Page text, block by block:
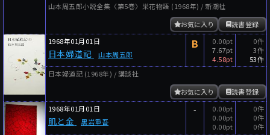
山本周五郎小説全集〈第5巻〉栄花物語 (1968年) / 新潮社
読書登録
お気に入り
1968年01月01日
日本婦道記 山本周五郎
B
0.00pt
7.67pt
4.58pt
0件
3件
53件
日本婦道記 (1968年) / 講談社
読書登録
お気に入り
1968年01月01日
肌と金 黒岩重吾
-
0.00pt
0.00pt
0.00pt
0件
0件
0件